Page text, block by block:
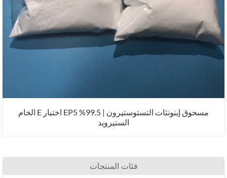
مسحوق إينونثات التستوستيرون | 99.5% EP5 اختبار E الخام
الستيرويد
فئات المنتجات